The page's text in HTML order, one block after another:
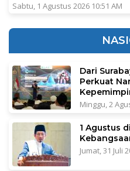
Sabtu, 1 Agustus 2026 10:51 AM
Dari
Perkuat
Minggu, 2
1 Agustus
Jumat, 31 Juli